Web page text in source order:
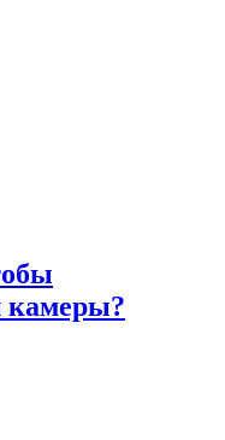
камеры?